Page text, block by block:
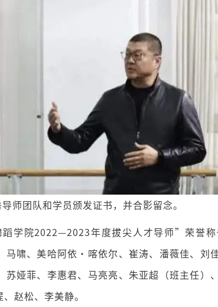
师团队和学员颁发证书，并合影留念。
院2022—2023年度拔尖人才导师”荣誉称
啸、美哈阿依·喀依尔、崔涛、潘薇佳、刘
娅菲、李惠君、马亮亮、朱亚超（班主任）
赵松、李美静。